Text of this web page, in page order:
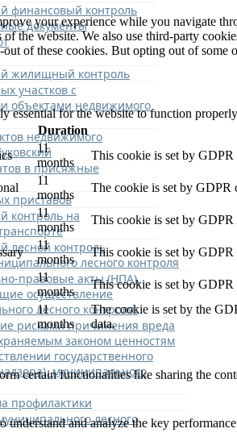
финансовый контроль
документы
жилищный контроль
участков с
объектами недвижимого
недвижимого
в присяжные
приставов
контроль на
лесной контроль
лесного контроля
правовые акты (НПА),
осуществление
лесного контроля:
рисками причинения вреда
законом ценностям
государственного
муниципального
профилактики
лесного
your experience while you navigate
the website. We also use third-party
of these cookies. But opting out of some
essential for the website to function
Duration
11
months
This cookie is set by
11
months
The cookie is set by GDPR
11
months
This cookie is set by GDPR
11
months
This cookie is set by GDPR
11
months
This cookie is set by GDPR
11
months
The cookie is set by the
data.
certain functionalities like sharing the
understand and analyze the key